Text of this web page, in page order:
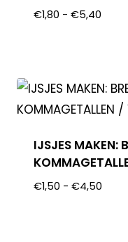
€1,80 - €5,40
IJSJES MAKEN:
€1,50 - €4,50